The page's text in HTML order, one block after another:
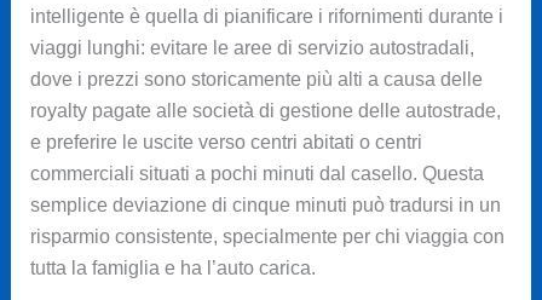
intelligente è quella di pianificare i rifornimenti durante i
viaggi lunghi: evitare le aree di servizio autostradali,
dove i prezzi sono storicamente più alti a causa delle
royalty pagate alle società di gestione delle autostrade,
e preferire le uscite verso centri abitati o centri
commerciali situati a pochi minuti dal casello. Questa
semplice deviazione di cinque minuti può tradursi in un
risparmio consistente, specialmente per chi viaggia con
tutta la famiglia e ha l’auto carica.